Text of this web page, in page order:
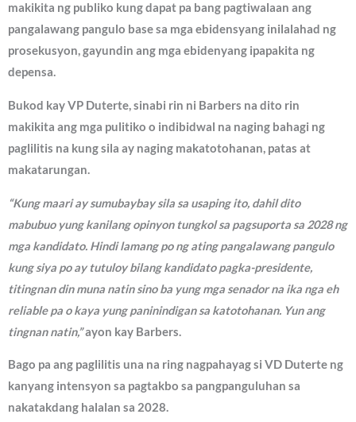
makikita ng publiko kung dapat pa bang pagtiwalaan ang
pangalawang pangulo base sa mga ebidensyang inilalahad ng
prosekusyon, gayundin ang mga ebidenyang ipapakita ng
depensa.
Bukod kay VP Duterte, sinabi rin ni Barbers na dito rin
makikita ang mga pulitiko o indibidwal na naging bahagi ng
paglilitis na kung sila ay naging makatotohanan, patas at
makatarungan.
“Kung maari ay sumubaybay sila sa usaping ito, dahil dito
mabubuo yung kanilang opinyon tungkol sa pagsuporta sa 2028 ng
mga kandidato. Hindi lamang po ng ating pangalawang pangulo
kung siya po ay tutuloy bilang kandidato pagka-presidente,
titingnan din muna natin sino ba yung mga senador na ika nga eh
reliable pa o kaya yung paninindigan sa katotohanan. Yun ang
tingnan natin,”ayon kay Barbers.
Bago pa ang paglilitis una na ring nagpahayag si VD Duterte ng
kanyang intensyon sa pagtakbo sa pangpanguluhan sa
nakatakdang halalan sa 2028.